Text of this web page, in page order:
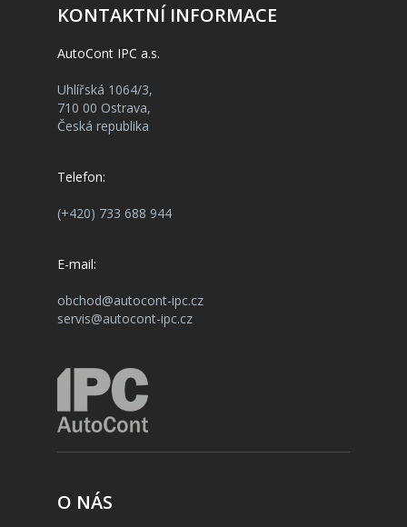
KONTAKTNÍ INFORMACE
AutoCont IPC a.s.
Uhlířská 1064/3,
710 00 Ostrava,
Česká republika
Telefon:
(+420) 733 688 944
E-mail:
obchod@autocont-ipc.cz
servis@autocont-ipc.cz
O NÁS